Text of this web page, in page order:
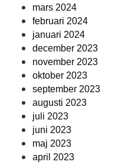
mars 2024
februari 2024
januari 2024
december 2023
november 2023
oktober 2023
september 2023
augusti 2023
juli 2023
juni 2023
maj 2023
april 2023